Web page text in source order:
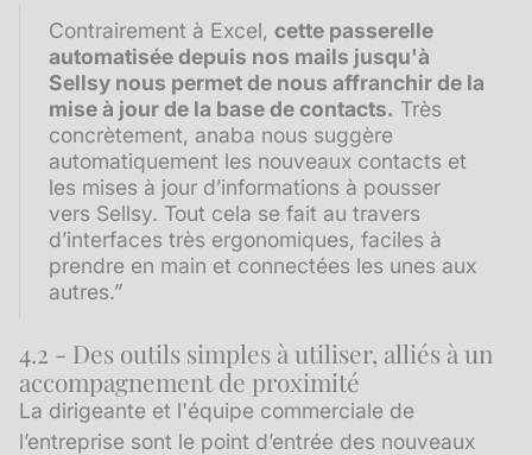
Contrairement à Excel, cette passerelle
automatisée depuis nos mails jusqu'à
Sellsy nous permet de nous affranchir de la
mise à jour de la base de contacts. Très
concrètement, anaba nous suggère
automatiquement les nouveaux contacts et
les mises à jour d’informations à pousser
vers Sellsy. Tout cela se fait au travers
d’interfaces très ergonomiques, faciles à
prendre en main et connectées les unes aux
autres.”
4.2 - Des outils simples à utiliser, alliés à un
accompagnement de proximité
La dirigeante et l'équipe commerciale de
l’entreprise sont le point d’entrée des nouveaux